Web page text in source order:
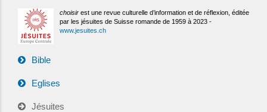
choisir est une revue culturelle d’information et de réflexion, éditée
par les jésuites de Suisse romande de 1959 à 2023 -
www.jesuites.ch
Bible
Eglises
Jésuites